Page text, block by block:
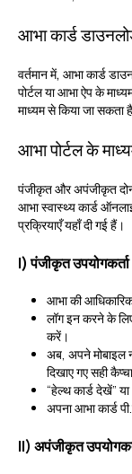
आभा कार्ड
वर्तमान में, आभा कार्ड
पोर्टल या आभा ऐप के
माध्यम से किया जा सकता
आभा पोर्टल के
पंजीकृत और अपंजीकृत
आभा स्वास्थ्य कार्ड
प्रक्रियाएँ यहाँ दी गई हैं।
I) पंजीकृत उपयोगकर्ता
आभा की
लॉग इन करने के
करें।
अब, अपने मोबाइल
दिखाए गए सही
“हेल्थ कार्ड देखें”
अपना आभा कार्ड
II) अपंजीकृत